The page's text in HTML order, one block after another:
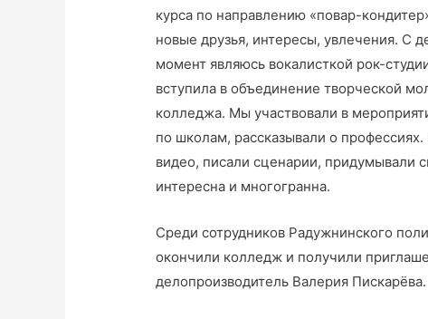
курса по направлению «повар-
новые друзья, интересы, увлечения. С
момент являюсь вокалисткой рок-
вступила в объединение творческой
колледжа. Мы участвовали в
по школам, рассказывали о
видео, писали сценарии, придумывали
интересна и многогранна.
Среди сотрудников Радужнинского
окончили колледж и получили
делопроизводитель Валерия Пискарёва.